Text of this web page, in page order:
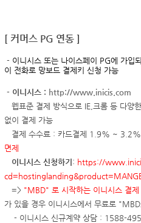
[ 커머스 PG 연동 ]
- 이니시스 또는 나이스페이 PG에 가입
이 전화로 망보드 결제키 신청 가능
- 이니시스 : http://www.inicis.com
웹표준 결제 방식으로 IE,크롬 등 다양
없이 결제 가능
결제 수수료 : 카드결제 1.9% ~
면제
이니시스 신청하기: https://
=> "MBD" 로 시작하는 이니시스 결제
가 있을 경우 이니시스에서 무료로
- 이니시스 신규계약 상담 : 1588-